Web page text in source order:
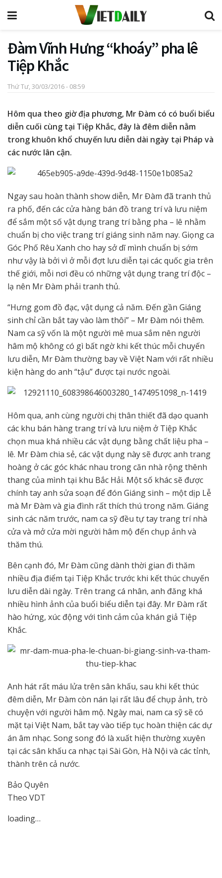
Đàm Vĩnh Hưng “khoáy” pha lê
Tiệp Khắc
Thứ Tư, 30/03/2016 - 08:59
Hôm qua theo giờ địa phương, Mr Đàm có có buổi biểu
diễn cuối cùng tại Tiệp Khắc, đây là đêm diễn nằm
trong khuôn khổ chuyến lưu diễn dài ngày tại Pháp và
các nước lân cận.
Ngay sau hoàn thành show diễn, Mr Đàm đã tranh thủ
ra phố, đến các cửa hàng bán đồ trang trí và lưu niệm
để sắm một số vật dụng trang trí bằng pha – lê nhằm
chuẩn bị cho việc trang trí giáng sinh năm nay. Giọng ca
Góc Phố Rêu Xanh cho hay sở dĩ mình chuẩn bị sớm
như vậy là bởi vì ở mỗi đợt lưu diễn tại các quốc gia trên
thế giới, mỗi nơi đều có những vật dụng trang trí độc –
lạ nên Mr Đàm phải tranh thủ.
“Hưng gom đồ đạc, vật dụng cả năm. Đến gần Giáng
sinh chỉ cần bắt tay vào làm thôi” – Mr Đàm nói thêm.
Nam ca sỹ vốn là một người mê mua sắm nên người
hâm mộ không có gì bất ngờ khi kết thúc mỗi chuyến
lưu diễn, Mr Đàm thường bay về Việt Nam với rất nhiều
kiện hàng do anh “tậu” được tại nước ngoài.
Hôm qua, anh cùng người chị thân thiết đã dạo quanh
các khu bán hàng trang trí và lưu niệm ở Tiệp Khắc
chọn mua khá nhiều các vật dụng bằng chất liệu pha –
lê. Mr Đàm chia sẻ, các vật dụng này sẽ được anh trang
hoàng ở các góc khác nhau trong căn nhà rộng thênh
thang của mình tại khu Bắc Hải. Một số khác sẽ được
chính tay anh sửa soạn để đón Giáng sinh – một dịp Lễ
mà Mr Đàm và gia đình rất thích thú trong năm. Giáng
sinh các năm trước, nam ca sỹ đều tự tay trang trí nhà
cửa và mở cửa mời người hâm mộ đến chụp ảnh và
thăm thú.
Bên cạnh đó, Mr Đàm cũng dành thời gian đi thăm
nhiều địa điểm tại Tiệp Khắc trước khi kết thúc chuyến
lưu diễn dài ngày. Trên trang cá nhân, anh đăng khá
nhiều hình ảnh của buổi biểu diễn tại đây. Mr Đàm rất
hào hứng, xúc động với tình cảm của khán giả Tiệp
Khắc.
Anh hát rất máu lửa trên sân khấu, sau khi kết thúc
đêm diễn, Mr Đàm còn nán lại rất lâu để chụp ảnh, trò
chuyện với người hâm mộ. Ngày mai, nam ca sỹ sẽ có
mặt tại Việt Nam, bắt tay vào tiếp tục hoàn thiện các dự
án âm nhạc. Song song đó là xuất hiện thường xuyên
tại các sân khấu ca nhạc tại Sài Gòn, Hà Nội và các tỉnh,
thành trên cả nước.
Bảo Quyên
Theo VDT
loading…